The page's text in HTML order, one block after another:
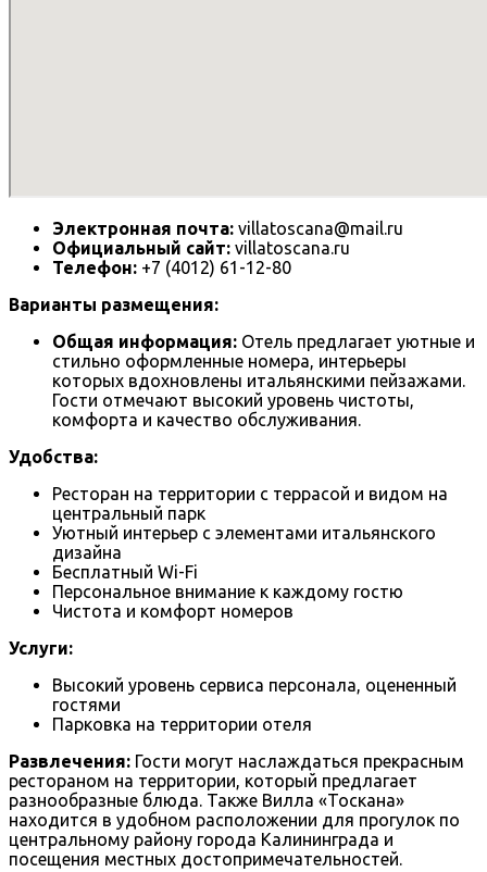
Электронная почта: villatoscana@mail.ru
Официальный сайт: villatoscana.ru
Телефон: +7 (4012) 61-12-80
Варианты размещения:
Общая информация: Отель предлагает уютные и
стильно оформленные номера, интерьеры
которых вдохновлены итальянскими пейзажами.
Гости отмечают высокий уровень чистоты,
комфорта и качество обслуживания.
Удобства:
Ресторан на территории с террасой и видом на
центральный парк
Уютный интерьер с элементами итальянского
дизайна
Бесплатный Wi-Fi
Персональное внимание к каждому гостю
Чистота и комфорт номеров
Услуги:
Высокий уровень сервиса персонала, оцененный
гостями
Парковка на территории отеля
Развлечения: Гости могут наслаждаться прекрасным
рестораном на территории, который предлагает
разнообразные блюда. Также Вилла «Тоскана»
находится в удобном расположении для прогулок по
центральному району города Калининграда и
посещения местных достопримечательностей.